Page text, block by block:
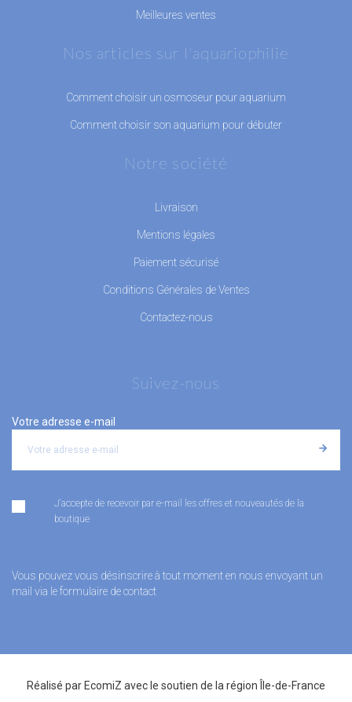
Meilleures ventes
Nos articles sur l'aquariophilie
Comment choisir un osmoseur pour aquarium
Comment choisir son aquarium pour débuter
Notre société
Livraison
Mentions légales
Paiement sécurisé
Conditions Générales de Ventes
Contactez-nous
Suivez-nous
Votre adresse e-mail
J'accepte de recevoir par e-mail les offres et nouveautés de la
boutique
Vous pouvez vous désinscrire à tout moment en nous envoyant un
mail via le formulaire de contact
Réalisé par EcomiZ avec le soutien de la région Île-de-France